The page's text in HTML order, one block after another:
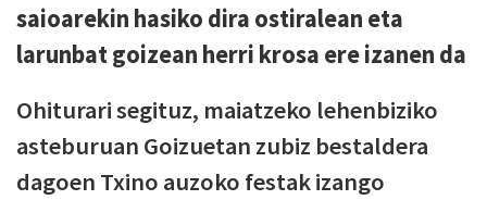
saioarekin hasiko dira ostiralean eta
larunbat goizean herri krosa ere izanen da
Ohiturari segituz, maiatzeko lehenbiziko
asteburuan Goizuetan zubiz bestaldera
dagoen Txino auzoko festak izango